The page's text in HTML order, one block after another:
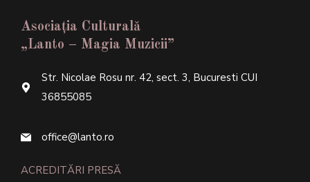
Asociația Culturală
„Lanto – Magia Muzicii”
Str. Nicolae Rosu nr. 42, sect. 3, Bucuresti CUI
36855085
office@lanto.ro
ACREDITĂRI PRESĂ